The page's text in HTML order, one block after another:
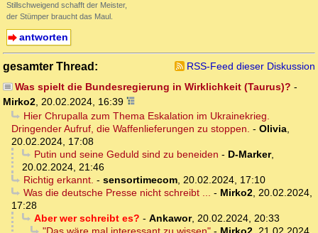
Stillschweigend schafft der Meister,
der Stümper braucht das Maul.
antworten
gesamter Thread:
RSS-Feed dieser Diskussion
Was spielt die Bundesregierung in Wirklichkeit (Taurus)? -
Mirko2, 20.02.2024, 16:39
Hier Chrupalla zum Thema Eskalation im Ukrainekrieg.
Dringender Aufruf, die Waffenlieferungen zu stoppen. - Olivia,
20.02.2024, 17:08
Putin und seine Geduld sind zu beneiden - D-Marker,
20.02.2024, 21:46
Richtig erkannt. - sensortimecom, 20.02.2024, 17:10
Was die deutsche Presse nicht schreibt ... - Mirko2, 20.02.2024,
17:28
Aber wer schreibt es? - Ankawor, 20.02.2024, 20:33